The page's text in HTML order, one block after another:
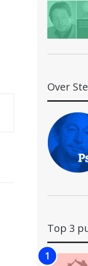
Over
Top 3